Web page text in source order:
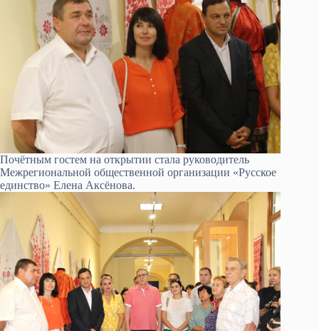
Почётным гостем на открытии стала руководитель
Межрегиональной общественной организации «Русское
единство» Елена Аксёнова.